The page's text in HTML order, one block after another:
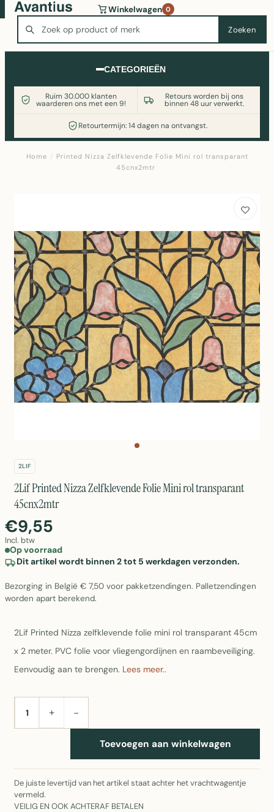
Zoeken
Winkelwagen 0
CATEGORIEËN
Ruim 30.000 klanten
waarderen ons met een 9!
Retours worden bij ons
binnen 48 uur verwerkt.
Retourtermijn: 14 dagen na ontvangst.
Wasmachine of koelkast nodig? Vergelijk alle prijzen op
Witgoedaanbod.nl
Home / Printed Nizza Zelfklevende Folie Mini rol transparant
45cnx2mtr
2LIF
2Lif Printed Nizza Zelfklevende Folie Mini rol transparant
45cnx2mtr
€9,55
Incl. btw
Op voorraad
Dit artikel wordt binnen 2 tot 5 werkdagen verzonden.
Bezorging in België € 7,50 voor pakketzendingen. Palletzendingen
worden apart berekend.
2Lif Printed Nizza zelfklevende folie mini rol transparant 45cm
x 2 meter. PVC folie voor vliegengordijnen en raambeveiliging.
Eenvoudig aan te brengen. Lees meer..
AANTAL+ −
Toevoegen aan winkelwagen
De juiste levertijd van het artikel staat achter het vrachtwagentje
vermeld.
VEILIG EN OOK ACHTERAF BETALEN